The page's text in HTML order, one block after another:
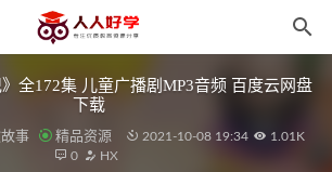
》全172集 儿童广播剧MP3音频 百度云网盘
下载
事 精品资源 2021-10-08 19:34
1.01K
0
HX